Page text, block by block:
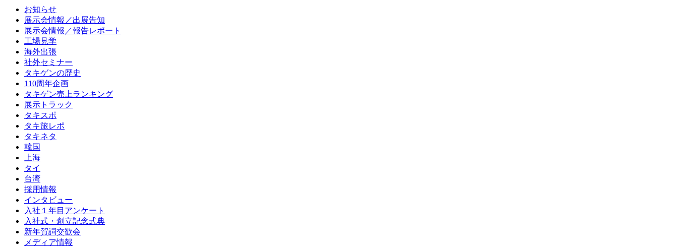
お知らせ
展示会情報／出展告知
展示会情報／報告レポート
工場見学
海外出張
社外セミナー
タキゲンの歴史
110周年企画
タキゲン売上ランキング
展示トラック
タキスポ
タキ旅レポ
タキネタ
韓国
上海
タイ
台湾
採用情報
インタビュー
入社１年目アンケート
入社式・創立記念式典
新年賀詞交歓会
メディア情報